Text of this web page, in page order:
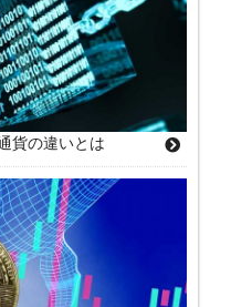
貨の違いとは